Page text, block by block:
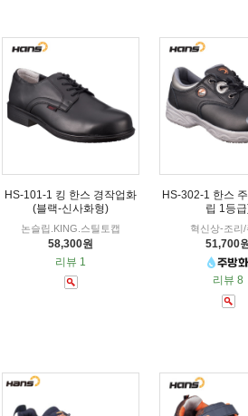
HS-101-1 킹 한스 경작업화
(블랙-신사화형)
논슬립.KING.스틸토캡
58,300원
리뷰 1
HS-302-1 한스
립 1등
혁신상-조리
51,700
리뷰 8